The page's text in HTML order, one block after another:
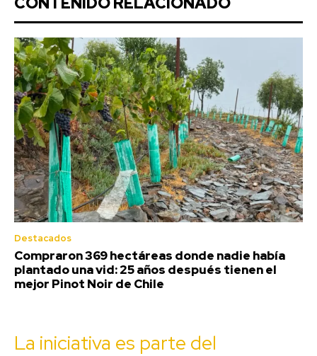
Destacados
Compraron 369 hectáreas donde nadie había
plantado una vid: 25 años después tienen el
mejor Pinot Noir de Chile
La iniciativa es parte del